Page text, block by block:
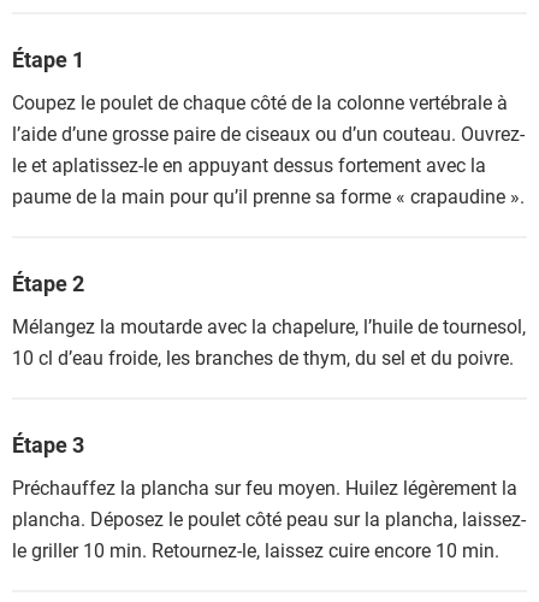
Étape 1
Coupez le poulet de chaque côté de la colonne vertébrale à
l’aide d’une grosse paire de ciseaux ou d’un couteau. Ouvrez-
le et aplatissez-le en appuyant dessus fortement avec la
paume de la main pour qu’il prenne sa forme « crapaudine ».
Étape 2
Mélangez la moutarde avec la chapelure, l’huile de tournesol,
10 cl d’eau froide, les branches de thym, du sel et du poivre.
Étape 3
Préchauffez la plancha sur feu moyen. Huilez légèrement la
plancha. Déposez le poulet côté peau sur la plancha, laissez-
le griller 10 min. Retournez-le, laissez cuire encore 10 min.